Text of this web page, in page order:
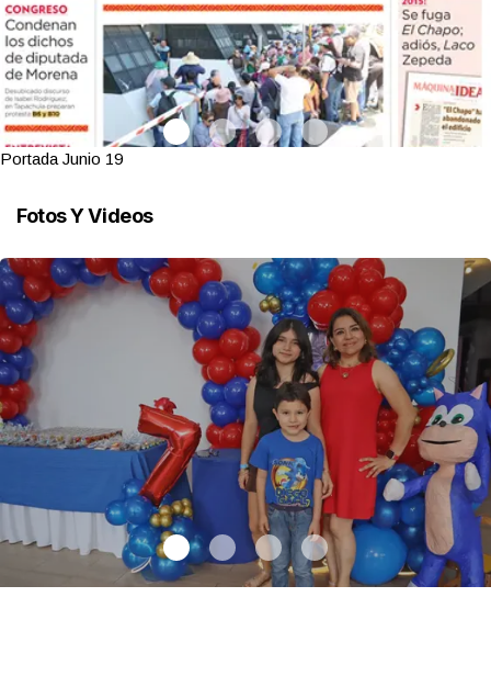
Portada Junio 19
Fotos Y Videos